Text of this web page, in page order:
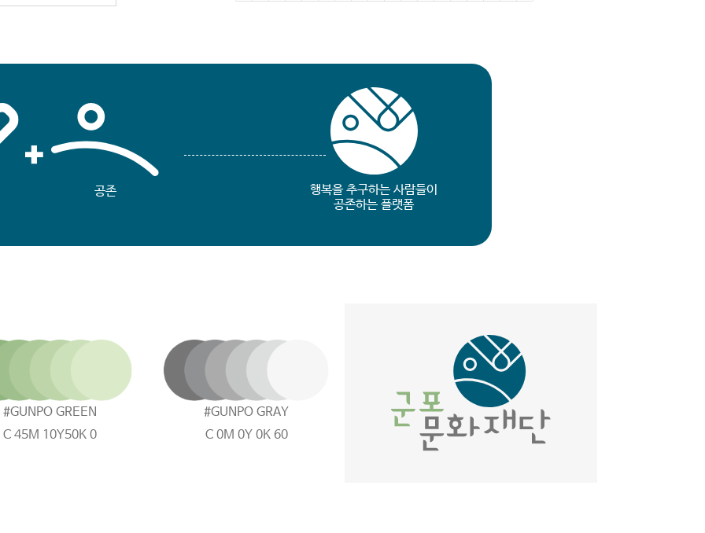
공존
행복을 추구하는 사람들이
공존하는 플랫폼
#GUNPO GREEN
C 45M 10Y50K 0
#GUNPO GRAY
C 0M 0Y 0K 60